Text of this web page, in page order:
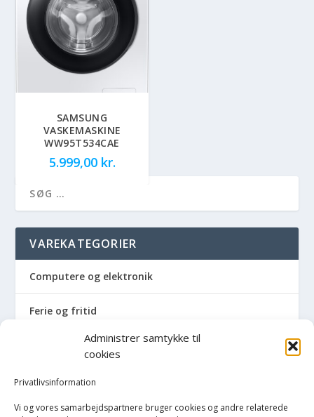
Administrer samtykke til
cookies
Privatlivsinformation
Vi og vores samarbejdspartnere bruger cookies og andre relaterede
SAMSUNG
VASKEMASKINE
WW95T534CAE
5.999,00 kr.
VAREKATEGORIER
Computere og elektronik
Ferie og fritid
Hus og have
Havemaskiner
Hvidevarer